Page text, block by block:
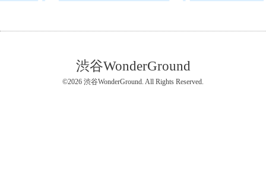
渋谷WonderGround
©2026 渋谷WonderGround. All Rights Reserved.